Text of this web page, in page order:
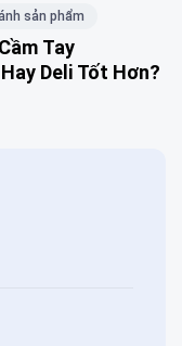
sản phẩm
Tay
Deli Tốt Hơn?